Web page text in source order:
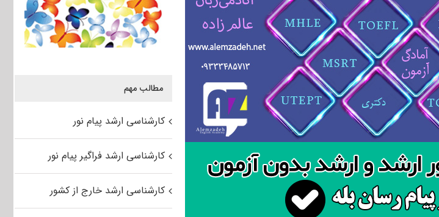
مطالب مهم
کارشناسی ارشد پیام نور
کارشناسی ارشد فراگیر پیام نور
کارشناسی ارشد خارج از کشور